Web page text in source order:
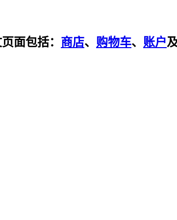
面包括： 商店、 购物车、 账户